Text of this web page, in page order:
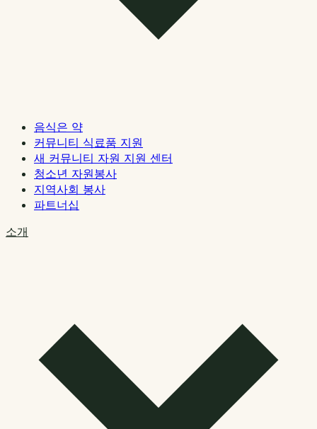
음식은 약
커뮤니티 식료품 지원
새 커뮤니티 자원 지원 센터
청소년 자원봉사
지역사회 봉사
파트너십
소개